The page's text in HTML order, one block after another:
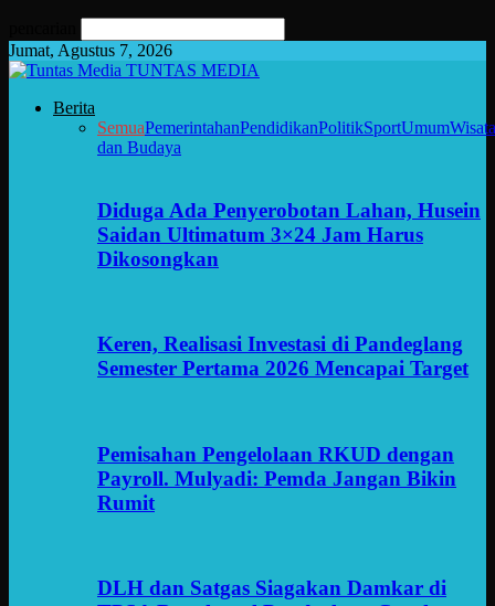
Jumat, Agustus 7, 2026
TUNTAS MEDIA
Berita
SemuaPemerintahanPendidikanPolitikSportUmumWisata
dan Budaya
Diduga Ada Penyerobotan Lahan, Husein
Saidan Ultimatum 3×24 Jam Harus
Dikosongkan
Keren, Realisasi Investasi di Pandeglang
Semester Pertama 2026 Mencapai Target
Pemisahan Pengelolaan RKUD dengan
Payroll. Mulyadi: Pemda Jangan Bikin
Rumit
DLH dan Satgas Siagakan Damkar di